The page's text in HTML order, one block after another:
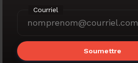
Courriel